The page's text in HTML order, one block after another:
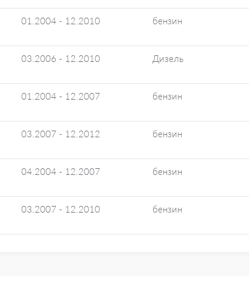
01.2004 - 12.2010 бензин
03.2006 - 12.2010 Дизель
01.2004 - 12.2007 бензин
03.2007 - 12.2012 бензин
04.2004 - 12.2007 бензин
03.2007 - 12.2010 бензин